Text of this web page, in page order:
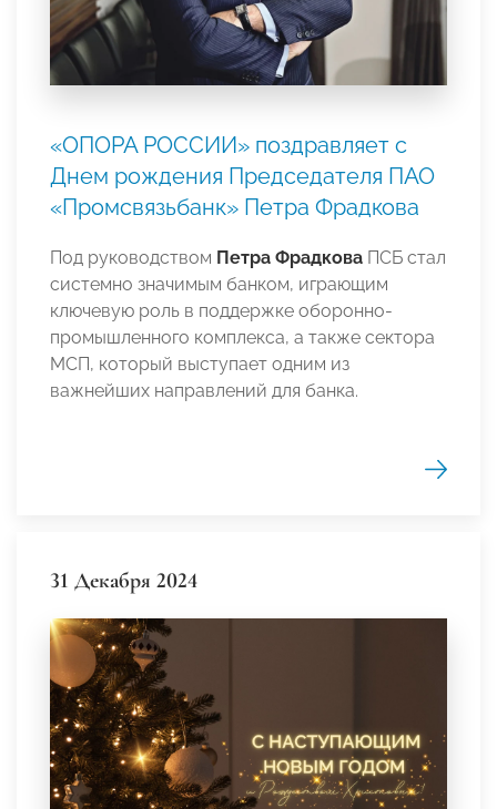
«ОПОРА РОССИИ» поздравляет с
Днем рождения Председателя ПАО
«Промсвязьбанк» Петра Фрадкова
Под руководством Петра Фрадкова ПСБ стал
системно значимым банком, играющим
ключевую роль в поддержке оборонно-
промышленного комплекса, а также сектора
МСП, который выступает одним из
важнейших направлений для банка.
31 Декабря 2024